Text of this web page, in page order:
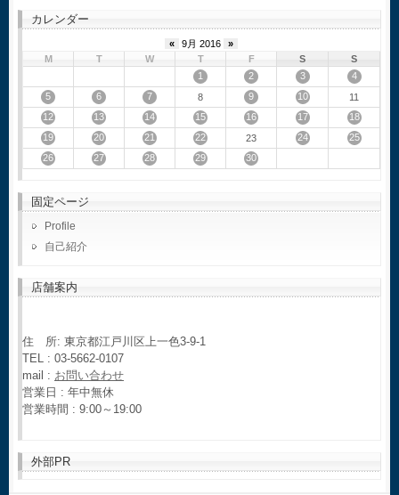
カレンダー
« 9月 2016
»
M
T W T F S
S
1
2 3
4
5
6 7 8 9 10
11
12
13 14 15 16 17
18
19
20 21 22 23 24
25
26
27 28 29 30
固定ページ
Profile
自己紹介
店舗案内
住 所: 東京都江戸川区上一色3-9-1
TEL : 03-5662-0107
mail : お問い合わせ
営業日 : 年中無休
営業時間 : 9:00～19:00
外部PR